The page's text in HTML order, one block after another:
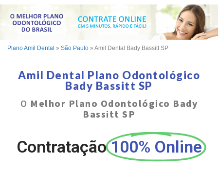
Plano Amil Dental » São Paulo » Amil Dental Bady Bassitt SP
Amil Dental Plano Odontológico
Bady Bassitt SP
O Melhor Plano Odontológico Bady
Bassitt SP
Contratação 100% Online